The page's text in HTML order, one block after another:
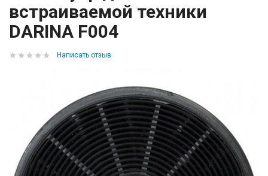
встраиваемой техники
DARINA F004
Написать отзыв